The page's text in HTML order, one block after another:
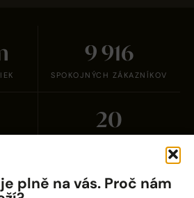
plně na vás. Proč nám
10 000
SPOKOJNÝCH ZÁKAZNÍKOV
21